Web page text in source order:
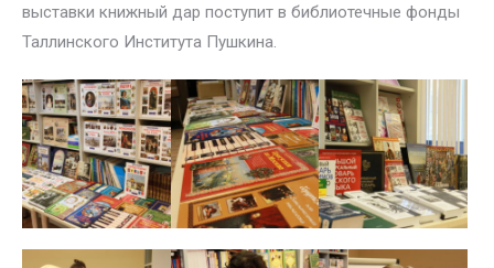
выставки книжный дар поступит в библиотечные фонды
Таллинского Института Пушкина.